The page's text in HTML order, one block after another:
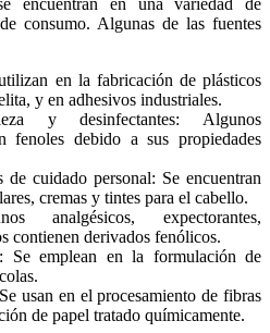
consumo. Algunas de las fuentes
en la fabricación de plásticos
y en adhesivos industriales.
y desinfectantes: Algunos
fenoles debido a sus propiedades
de cuidado personal: Se encuentran
cremas y tintes para el cabello.
analgésicos, expectorantes,
contienen derivados fenólicos.
Se emplean en la formulación de
usan en el procesamiento de fibras
de papel tratado químicamente.